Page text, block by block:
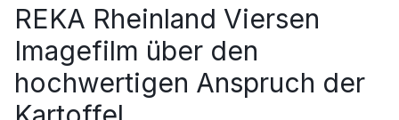
REKA Rheinland Viersen
Imagefilm über den
hochwertigen Anspruch der